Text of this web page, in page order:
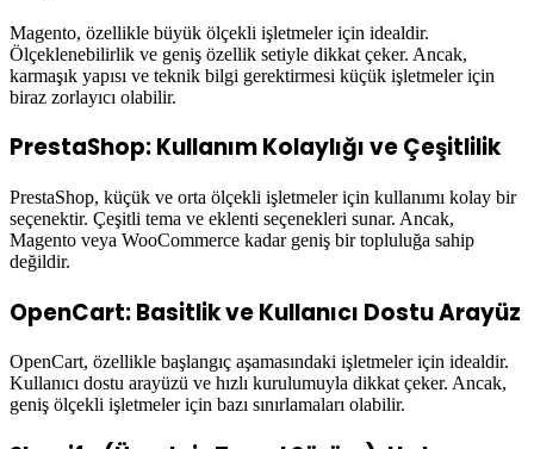
Magento, özellikle büyük ölçekli işletmeler için idealdir.
Ölçeklenebilirlik ve geniş özellik setiyle dikkat çeker. Ancak,
karmaşık yapısı ve teknik bilgi gerektirmesi küçük işletmeler için
biraz zorlayıcı olabilir.
PrestaShop: Kullanım Kolaylığı ve Çeşitlilik
PrestaShop, küçük ve orta ölçekli işletmeler için kullanımı kolay bir
seçenektir. Çeşitli tema ve eklenti seçenekleri sunar. Ancak,
Magento veya WooCommerce kadar geniş bir topluluğa sahip
değildir.
OpenCart: Basitlik ve Kullanıcı Dostu Arayüz
OpenCart, özellikle başlangıç aşamasındaki işletmeler için idealdir.
Kullanıcı dostu arayüzü ve hızlı kurulumuyla dikkat çeker. Ancak,
geniş ölçekli işletmeler için bazı sınırlamaları olabilir.